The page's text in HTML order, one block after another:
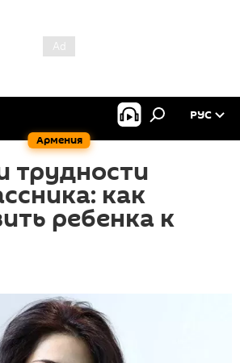
Армения
РУС
трудности
как
ребенка к